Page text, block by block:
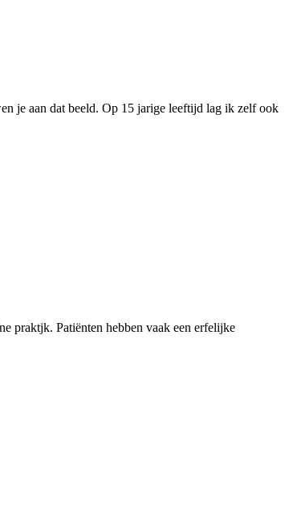
je aan dat beeld. Op 15 jarige leeftijd lag ik zelf ook
praktjk. Patiënten hebben vaak een erfelijke